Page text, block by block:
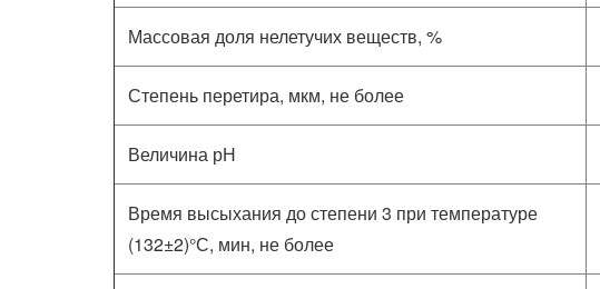
Массовая доля нелетучих веществ, %
Степень перетира, мкм, не более
Величина рН
Время высыхания до степени 3 при температуре
(132±2)°С, мин, не более